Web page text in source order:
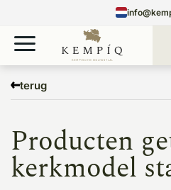
terug
kerkmodel stalraam
Producten
kerkmodel